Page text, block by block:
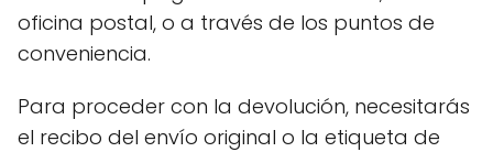
oficina postal, o a través de los puntos de
conveniencia.
Para proceder con la devolución, necesitarás
el recibo del envío original o la etiqueta de